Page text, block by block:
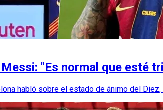
"Es normal que esté
habló sobre el estado de ánimo del